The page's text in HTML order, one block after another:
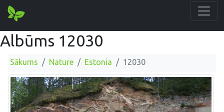
Albūms 12030
Sākums Nature Estonia 12030